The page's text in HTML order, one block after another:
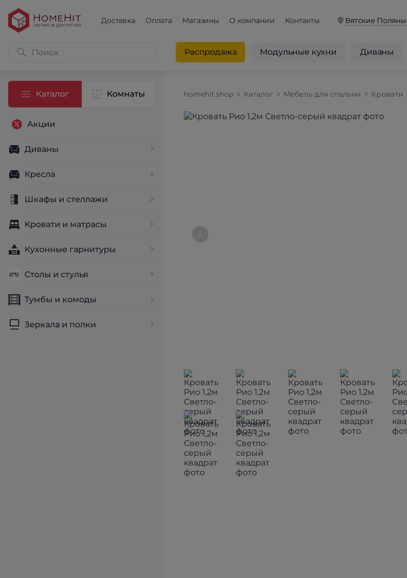
Доставка Оплата Магазины О компании Контакты Вятские Поляны
Распродажа Модульные кухни Диваны
Каталог Комнаты
Акции
Диваны
Кресла
Шкафы и стеллажи
Кровати и матрасы
Кухонные гарнитуры
Столы и стулья
Тумбы и комоды
Зеркала и полки
homehit.shop Каталог Мебель для спальни Кровати